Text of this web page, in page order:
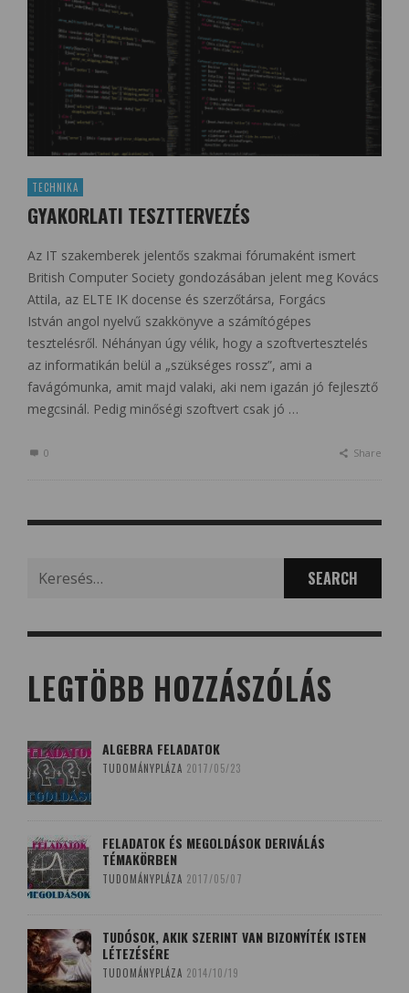
TECHNIKA
GYAKORLATI TESZTTERVEZÉS
Az IT szakemberek jelentős szakmai fórumaként ismert
British Computer Society gondozásában jelent meg Kovács
Attila, az ELTE IK docense és szerzőtársa, Forgács
István angol nyelvű szakkönyve a számítógépes
tesztelésről. Néhányan úgy vélik, hogy a szoftvertesztelés
az informatikán belül a „szükséges rossz”, ami a
favágómunka, amit majd valaki, aki nem igazán jó fejlesztő
megcsinál. Pedig minőségi szoftvert csak jó …
0 Share
LEGTÖBB HOZZÁSZÓLÁS
ALGEBRA FELADATOK
TUDOMÁNYPLÁZA 2017/05/23
FELADATOK ÉS MEGOLDÁSOK DERIVÁLÁS
TÉMAKÖRBEN
TUDOMÁNYPLÁZA 2017/05/07
TUDÓSOK, AKIK SZERINT VAN BIZONYÍTÉK ISTEN
LÉTEZÉSÉRE
TUDOMÁNYPLÁZA 2014/10/19